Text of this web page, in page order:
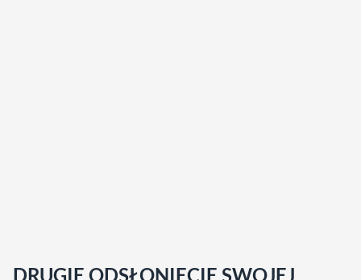
DRUGIE ODSŁONIĘCIE SWOJEJ